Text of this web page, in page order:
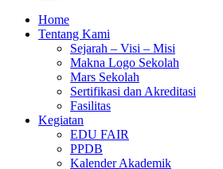
Home
Tentang Kami
Sejarah – Visi – Misi
Makna Logo Sekolah
Mars Sekolah
Sertifikasi dan Akreditasi
Fasilitas
Kegiatan
EDU FAIR
PPDB
Kalender Akademik